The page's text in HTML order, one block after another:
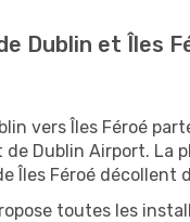
Dublin et Îles
vers Îles Féroé
de Dublin Airport. La
Îles Féroé décollent
toutes les